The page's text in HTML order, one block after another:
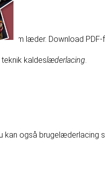
læder. Download
kaldeslæderlacing
kan også brugelæderlacing